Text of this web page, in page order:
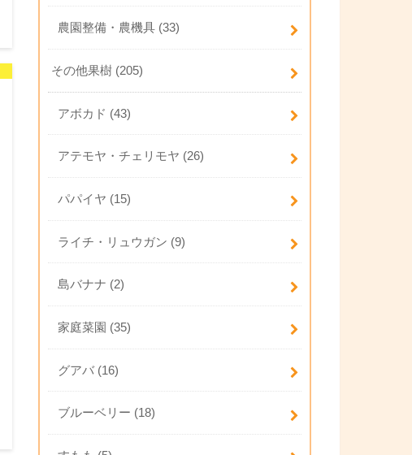
農園整備・農機具 (33)
その他果樹 (205)
アボカド (43)
アテモヤ・チェリモヤ (26)
パパイヤ (15)
ライチ・リュウガン (9)
島バナナ (2)
家庭菜園 (35)
グアバ (16)
ブルーベリー (18)